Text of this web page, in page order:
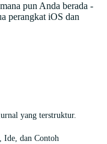
pun Anda berada -
perangkat iOS dan
yang terstruktur.
Ide, dan Contoh